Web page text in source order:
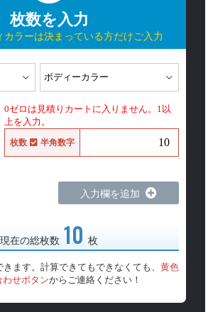
枚数を入力
カラーは決まっている方だけご入力
0ゼロは見積りカートに入りません。1以
上を入力。
枚数 半角数字
入力欄を追加
現在の総枚数 10 枚
ます。計算できてもできなくても、 黄色
せボタンからご連絡ください！